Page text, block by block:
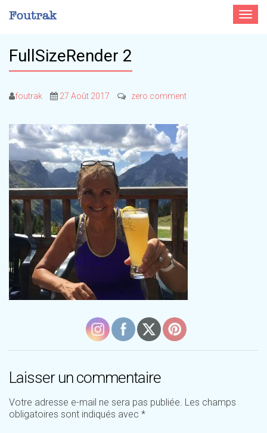
Toggle
FullSizeRender 2
foutrak 27 Août 2017 zero comment
Laisser un commentaire
Votre adresse e-mail ne sera pas publiée. Les champs
obligatoires sont indiqués avec *